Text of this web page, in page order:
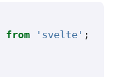
from 'svelte' ;